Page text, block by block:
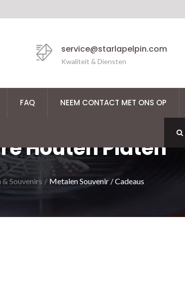
service@starlapelpin.com
Kwaliteit & Diensten
FAQ NEEM CONTACT MET ONS OP
Houten Platen
Souvenirs / Metalen Souvenir / Cadeaus